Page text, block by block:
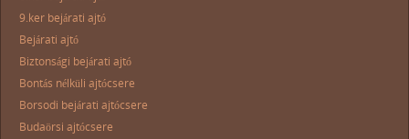
9.ker bejárati ajtó
Bejárati ajtó
Biztonsági bejárati ajtó
Bontás nélküli ajtócsere
Borsodi bejárati ajtócsere
Budaörsi ajtócsere